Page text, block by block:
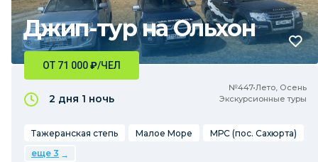
Джип-тур на Ольхон
№447•Лето, Осень
Экскурсионные туры
ОТ 71 000₽/ЧЕЛ
2 дня 1 ночь
Тажеранская степь Малое Море
МРС (пос. Сахюрта)
еще 3